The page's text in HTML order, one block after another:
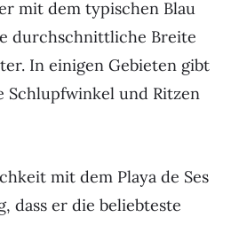
mit dem typischen Blau
durchschnittliche Breite
In einigen Gebieten gibt
Schlupfwinkel und Ritzen
mit dem Playa de Ses
dass er die beliebteste